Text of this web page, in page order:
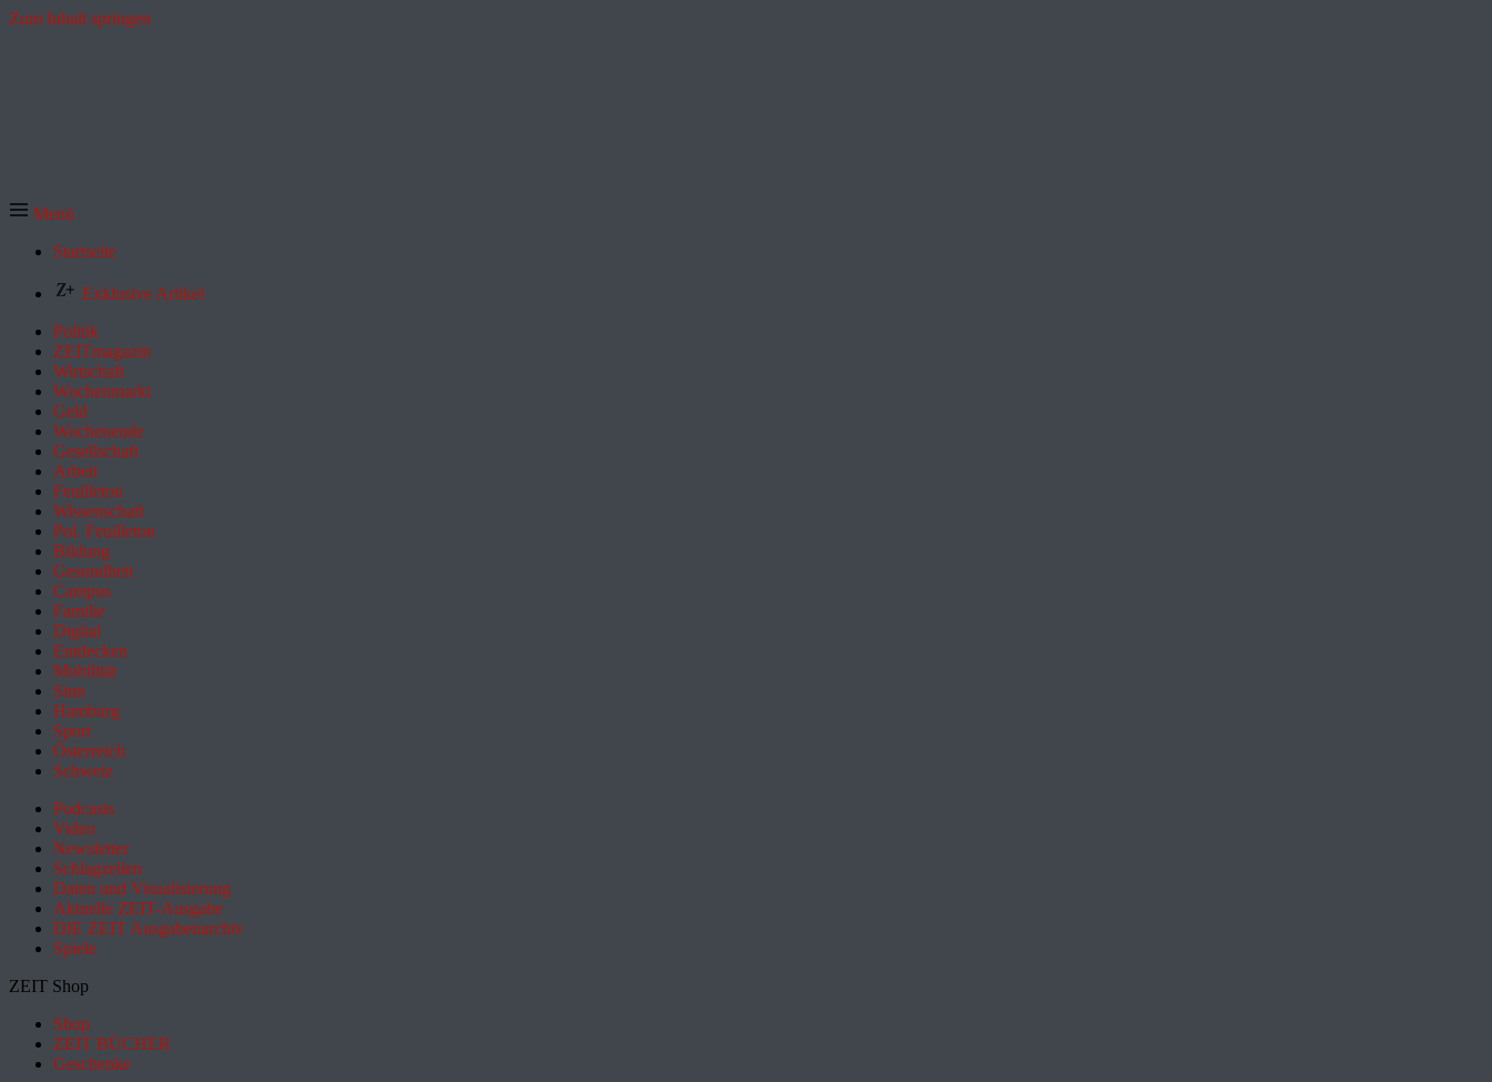
Zum Inhalt springen
Menü
Startseite
Exklusive Artikel
Politik
ZEITmagazin
Wirtschaft
Wochenmarkt
Geld
Wochenende
Gesellschaft
Arbeit
Feuilleton
Wissenschaft
Pol. Feuilleton
Bildung
Gesundheit
Campus
Familie
Digital
Entdecken
Mobilität
Sinn
Hamburg
Sport
Österreich
Schweiz
Podcasts
Video
Newsletter
Schlagzeilen
Daten und Visualisierung
Aktuelle ZEIT-Ausgabe
DIE ZEIT Ausgabenarchiv
Spiele
ZEIT Shop
Shop
ZEIT BÜCHER
Geschenke